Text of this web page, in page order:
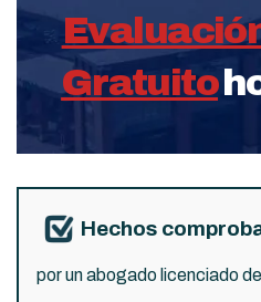
Gratuito
Hechos
por un abogado licenciado